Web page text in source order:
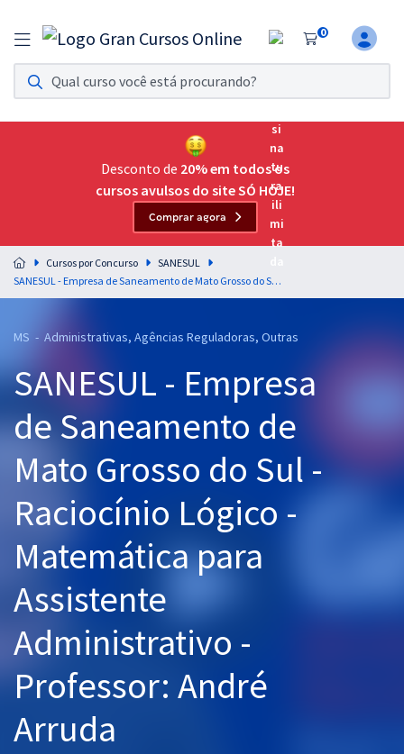
0
Assinatura Ilimitada 11
Acesso a todos os cursos. Teste grátis por 7 dias!
Assinatura OAB Até Passar
Acesso ilimitado a toda preparação para o Exame da
Residências Multiprofissionais
Preparação completa e intensiva para as principais
residências em saúde do Brasil
Cursos 20% OFF
Pós
Graduação
OAB
Questões grátis
Aprovados
Desconto de 20% em todos os
cursos avulsos do site SÓ HOJE!
Comprar agora
Cursos por Concurso
SANESUL
SANESUL - Empresa de Saneamento de Mato Grosso do Sul - Raciocínio Lógico - Matemática para Assistente Administrativo - Professor: André Arruda
MS - Administrativas, Agências Reguladoras, Outras
SANESUL - Empresa
de Saneamento de
Mato Grosso do Sul -
Raciocínio Lógico -
Matemática para
Assistente
Administrativo -
Professor: André
Arruda